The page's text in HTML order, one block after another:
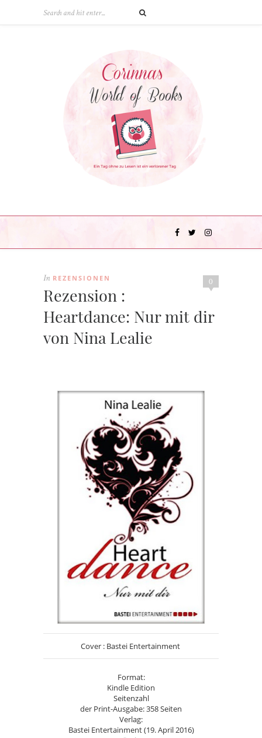
0
In REZENSIONEN
Rezension :
Heartdance: Nur mit dir
von Nina Lealie
Cover : Bastei Entertainment
Format:
Kindle Edition
Seitenzahl
der Print-Ausgabe: 358 Seiten
Verlag:
Bastei Entertainment (19. April 2016)